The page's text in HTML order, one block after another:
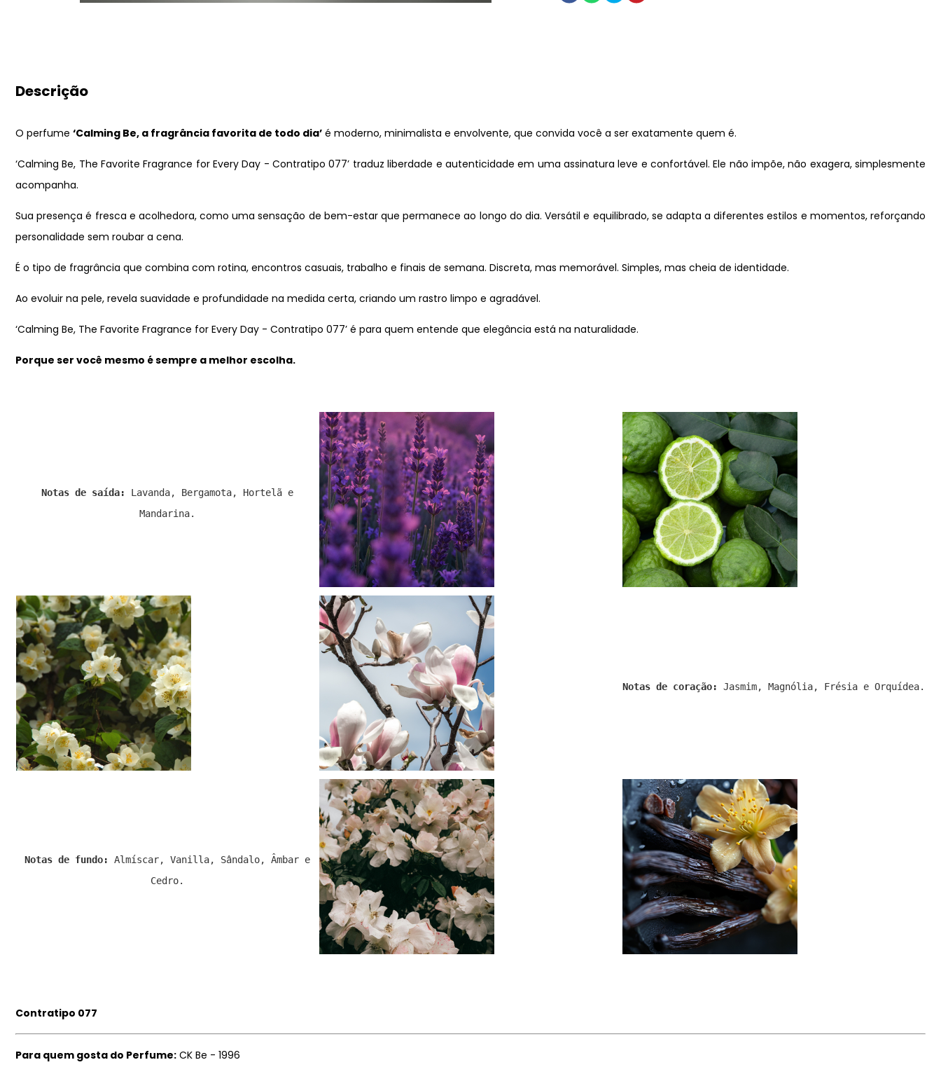
Descrição
O perfume ‘Calming Be, a fragrância favorita de todo dia’ é moderno, minimalista e envolvente, que convida você a ser exatamente quem é.
‘Calming Be, The Favorite Fragrance for Every Day - Contratipo 077’ traduz liberdade e autenticidade em uma assinatura leve e confortável. Ele não impõe, não exagera, simplesmente
acompanha.
Sua presença é fresca e acolhedora, como uma sensação de bem-estar que permanece ao longo do dia. Versátil e equilibrado, se adapta a diferentes estilos e momentos, reforçando
personalidade sem roubar a cena.
É o tipo de fragrância que combina com rotina, encontros casuais, trabalho e finais de semana. Discreta, mas memorável. Simples, mas cheia de identidade.
Ao evoluir na pele, revela suavidade e profundidade na medida certa, criando um rastro limpo e agradável.
‘Calming Be, The Favorite Fragrance for Every Day - Contratipo 077’ é para quem entende que elegância está na naturalidade.
Porque ser você mesmo é sempre a melhor escolha.
Notas de saída: Lavanda, Bergamota, Hortelã e
Mandarina.
Notas de coração: Jasmim, Magnólia, Frésia e Orquídea.
Notas de fundo: Almíscar, Vanilla, Sândalo, Âmbar e
Cedro.
Contratipo 077
Para quem gosta do Perfume: CK Be - 1996